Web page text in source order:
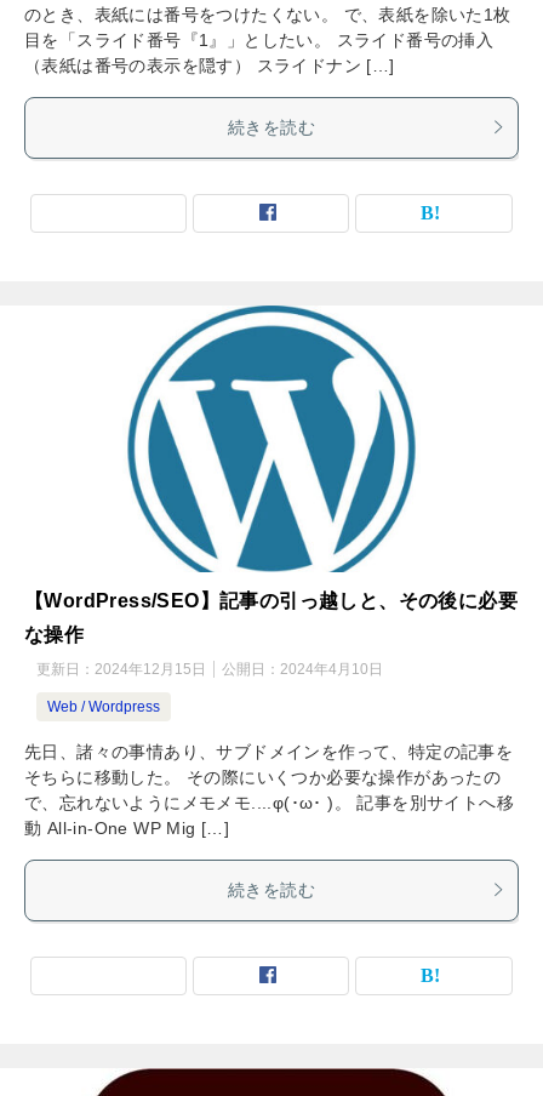
のとき、表紙には番号をつけたくない。 で、表紙を除いた1枚
目を「スライド番号『1』」としたい。 スライド番号の挿入
（表紙は番号の表示を隠す） スライドナン […]
続きを読む
【WordPress/SEO】記事の引っ越しと、その後に必要
な操作
更新日： 2024年12月15日 公開日： 2024年4月10日
Web / Wordpress
先日、諸々の事情あり、サブドメインを作って、特定の記事を
そちらに移動した。 その際にいくつか必要な操作があったの
で、忘れないようにメモメモ....φ(･ω･ )。 記事を別サイトへ移
動 All-in-One WP Mig […]
続きを読む